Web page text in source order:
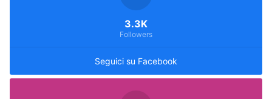
Seguici su Facebook
3.3K
Followers